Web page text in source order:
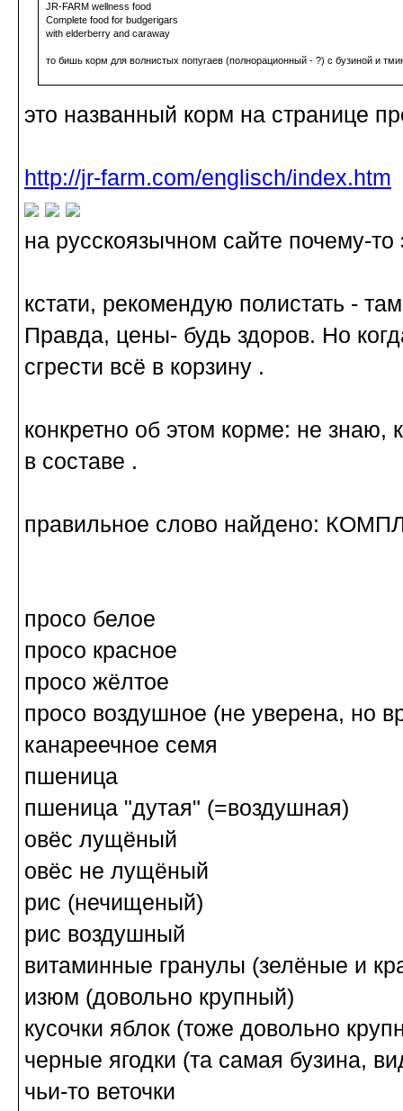
JR-FARM wellness food
Complete food for budgerigars
with elderberry and caraway
то бишь корм для волнистых попугаев (полнорационный - ?) с бузиной и
это названный корм на странице
http://jr-farm.com/englisch/index.htm
на русскоязычном сайте почему-
кстати, рекомендую полистать -
Правда, цены- будь здоров. Но
сгрести всё в корзину .
конкретно об этом корме: не знаю,
в составе .
правильное слово найдено:
просо белое
просо красное
просо жёлтое
просо воздушное (не уверена, но
канареечное семя
пшеница
пшеница "дутая" (=воздушная)
овёс лущёный
овёс не лущёный
рис (нечищеный)
рис воздушный
витаминные гранулы (зелёные и
изюм (довольно крупный)
кусочки яблок (тоже довольно
черные ягодки (та самая бузина,
чьи-то веточки